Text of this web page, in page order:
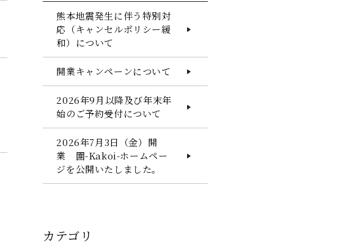
熊本地震発生に伴う特別対
応（キャンセルポリシー緩
和）について
開業キャンペーンについて
2026年9月以降及び年末年
始のご予約受付について
2026年7月3日（金）開
業 圍-Kakoi-ホームペー
ジを公開いたしました。
カテゴリ